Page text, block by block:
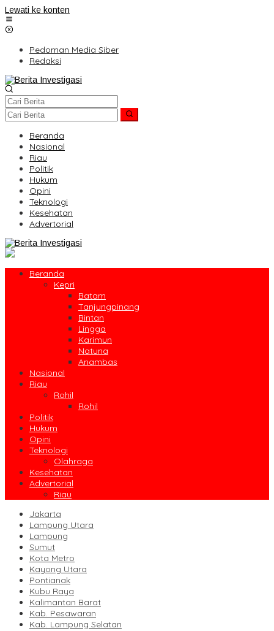
Lewati ke konten
Pedoman Media Siber
Redaksi
Beranda
Nasional
Riau
Politik
Hukum
Opini
Teknologi
Kesehatan
Advertorial
Beranda
Kepri
Batam
Tanjungpinang
Bintan
Lingga
Karimun
Natuna
Anambas
Nasional
Riau
Rohil
Rohil
Politik
Hukum
Opini
Teknologi
Olahraga
Kesehatan
Advertorial
Riau
Jakarta
Lampung Utara
Lampung
Sumut
Kota Metro
Kayong Utara
Pontianak
Kubu Raya
Kalimantan Barat
Kab. Pesawaran
Kab. Lampung Selatan